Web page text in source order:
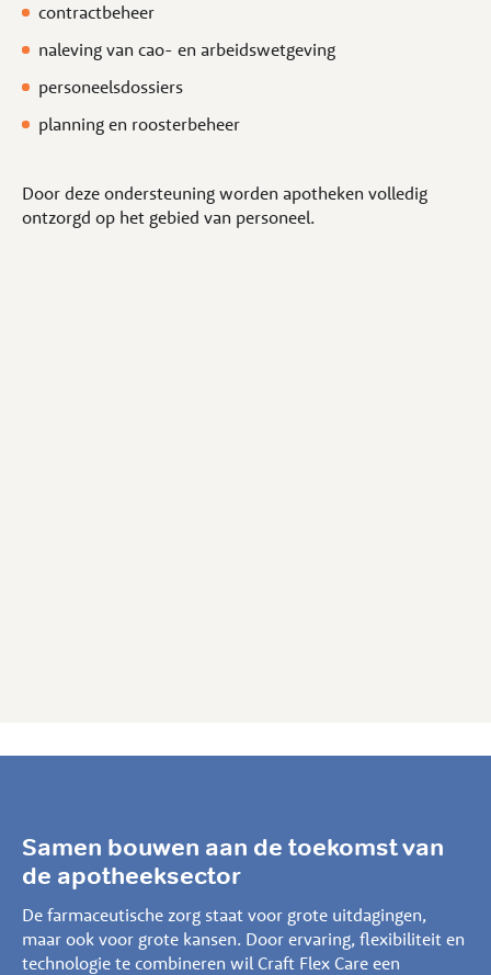
contractbeheer
naleving van cao- en arbeidswetgeving
personeelsdossiers
planning en roosterbeheer
Door deze ondersteuning worden apotheken volledig
ontzorgd op het gebied van personeel.
Samen bouwen aan de toekomst van
de apotheeksector
De farmaceutische zorg staat voor grote uitdagingen,
maar ook voor grote kansen. Door ervaring, flexibiliteit en
technologie te combineren wil Craft Flex Care een